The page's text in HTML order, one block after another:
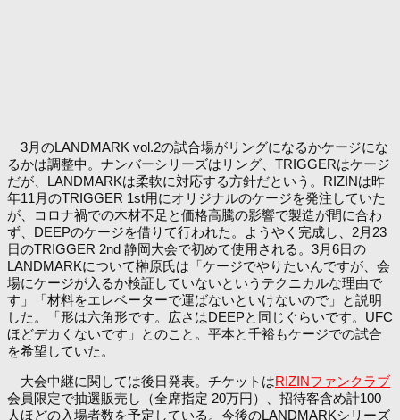
3月のLANDMARK vol.2の試合場がリングになるかケージにな
るかは調整中。ナンバーシリーズはリング、TRIGGERはケージ
だが、LANDMARKは柔軟に対応する方針だという。RIZINは昨
年11月のTRIGGER 1st用にオリジナルのケージを発注していた
が、コロナ禍での木材不足と価格高騰の影響で製造が間に合わ
ず、DEEPのケージを借りて行われた。ようやく完成し、2月23
日のTRIGGER 2nd 静岡大会で初めて使用される。3月6日の
LANDMARKについて榊原氏は「ケージでやりたいんですが、会
場にケージが入るか検証していないというテクニカルな理由で
す」「材料をエレベーターで運ばないといけないので」と説明
した。「形は六角形です。広さはDEEPと同じぐらいです。UFC
ほどデカくないです」とのこと。平本と千裕もケージでの試合
を希望していた。
大会中継に関しては後日発表。チケットはRIZINファンクラブ
会員限定で抽選販売し（全席指定 20万円）、招待客含め計100
人ほどの入場者数を予定している。今後のLANDMARKシリーズ